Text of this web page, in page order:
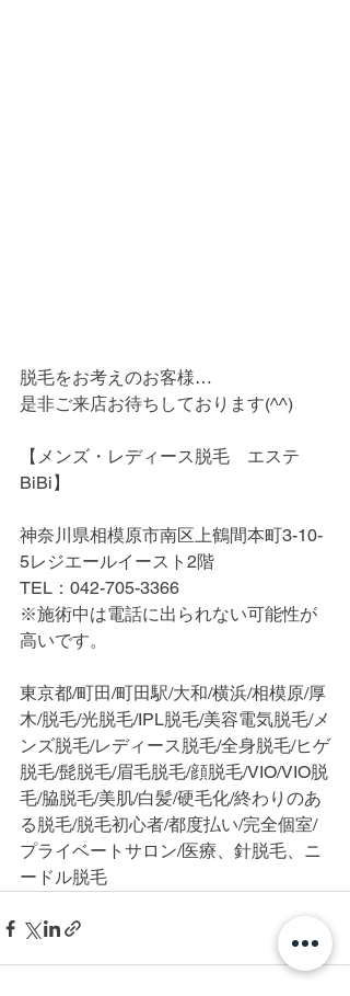
脱毛をお考えのお客様…
是非ご来店お待ちしております(^^)
【メンズ・レディース脱毛　エステ
BiBi】
神奈川県相模原市南区上鶴間本町3-10-
5レジエールイースト2階
TEL：042-705-3366
※施術中は電話に出られない可能性が
高いです。
東京都/町田/町田駅/大和/横浜/相模原/厚
木/脱毛/光脱毛/IPL脱毛/美容電気脱毛/メ
ンズ脱毛/レディース脱毛/全身脱毛/ヒゲ
脱毛/髭脱毛/眉毛脱毛/顔脱毛/VIO/VIO脱
毛/脇脱毛/美肌/白髪/硬毛化/終わりのあ
る脱毛/脱毛初心者/都度払い/完全個室/
プライベートサロン/医療、針脱毛、ニ
ードル脱毛